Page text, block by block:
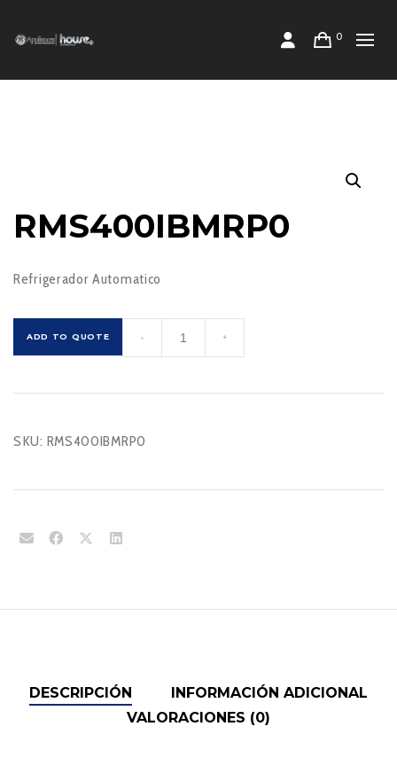
0
RMS400IBMRP0
Refrigerador Automatico
ADD TO QUOTE
cantidad
- +
SKU: RMS400IBMRP0
DESCRIPCIÓN
INFORMACIÓN ADICIONAL
VALORACIONES (0)